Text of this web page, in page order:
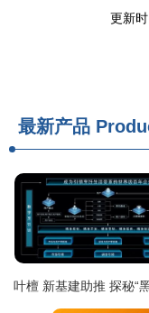
更新
最新产品